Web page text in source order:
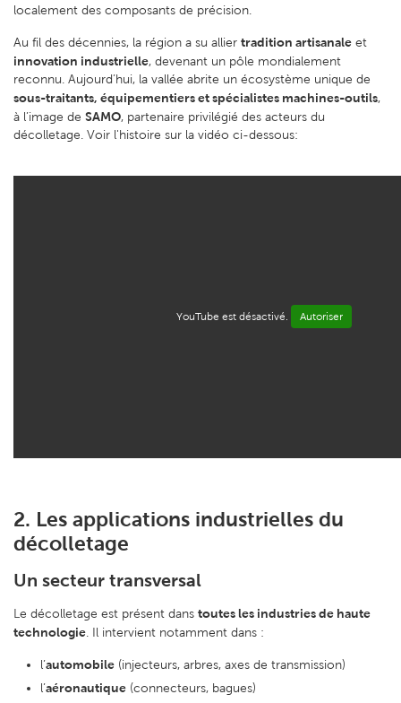
localement des composants de précision.
Au fil des décennies, la région a su allier tradition artisanale et
innovation industrielle, devenant un pôle mondialement
reconnu. Aujourd’hui, la vallée abrite un écosystème unique de
sous-traitants, équipementiers et spécialistes machines-outils,
à l’image de SAMO, partenaire privilégié des acteurs du
décolletage. Voir l'histoire sur la vidéo ci-dessous:
YouTube est désactivé. Autoriser
2. Les applications industrielles du
décolletage
Un secteur transversal
Le décolletage est présent dans toutes les industries de haute
technologie. Il intervient notamment dans :
l’automobile (injecteurs, arbres, axes de transmission)
l’aéronautique (connecteurs, bagues)